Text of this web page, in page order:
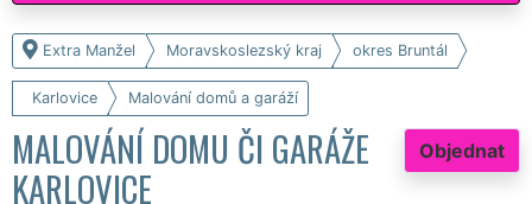
Extra Manžel Moravskoslezský kraj okres Bruntál
Karlovice Malování domů a garáží
Objednat
MALOVÁNÍ DOMU ČI GARÁŽE
KARLOVICE